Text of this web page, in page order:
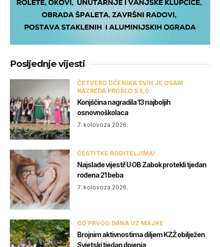
Posljednje vijesti
ČETVERO UČENIKA SVIH JE OSAM
RAZREDA PROŠLO S 5,0
Konjščina nagradila 13 najboljih
osnovnoškolaca
7. kolovoza 2026.
ČESTITKE RODITELJIMA!
Najslađe vijesti! U OB Zabok protekli tjedan
rođena 21 beba
7. kolovoza 2026.
OD PRVOG DANA UZ MAJKE
Brojnim aktivnostima diljem KZŽ obilježen
Svjetski tjedan dojenja